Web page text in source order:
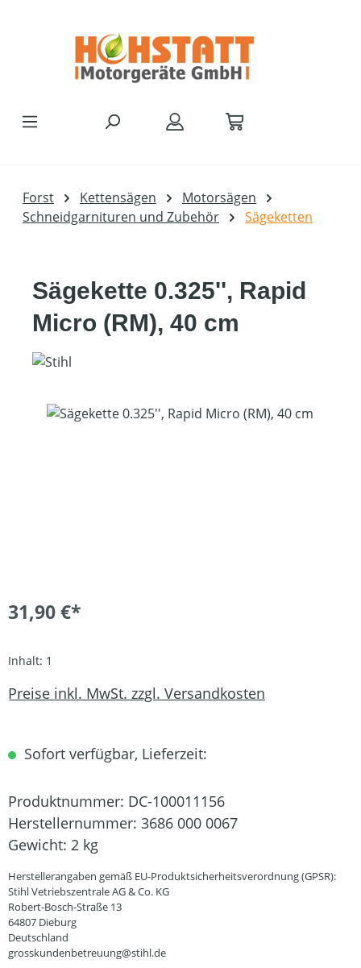
Forst Kettensägen
Motorsägen
Schneidgarnituren und Zubehör
Sägeketten
Sägekette 0.325'', Rapid
Micro (RM), 40 cm
Bildergalerie überspringen
31,90 €*
Inhalt: 1
Preise inkl. MwSt. zzgl. Versandkosten
Sofort verfügbar, Lieferzeit:
Produktnummer: DC-100011156
Herstellernummer: 3686 000 0067
Gewicht: 2 kg
Herstellerangaben gemäß EU-Produktsicherheitsverordnung (GPSR):
Stihl Vetriebszentrale AG & Co. KG
Robert-Bosch-Straße 13
64807 Dieburg
Deutschland
grosskundenbetreuung@stihl.de